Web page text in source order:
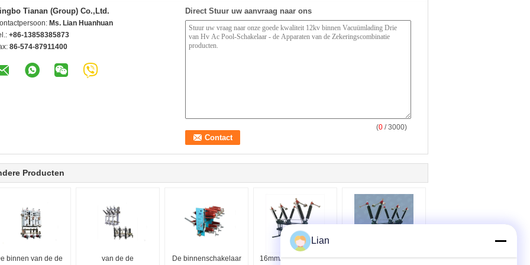
Tianan (Group) Co.,Ltd.
Ms. Lian Huanhuan
+86-13858385873
86-574-87911400
Direct Stuur uw aanvraag naar ons
(0 / 3000)
Producten
binnen van de de van de de De binnenschakelaar 16mm/kV kruipafstand 126 kV
Lian